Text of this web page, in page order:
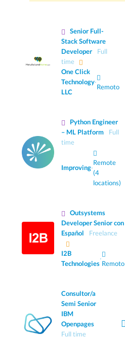
Senior Full-
Stack Software
Developer
Full
time
One Click
Technology
LLC
·
Remoto
Python Engineer
– ML Platform
Full
time
Improving·
Remote
(4
locations)
Outsystems
Developer Senior con
Español
Freelance
I2B
Technologies
·
Remoto
Consultor/a
Semi Senior
IBM
Openpages
Full time